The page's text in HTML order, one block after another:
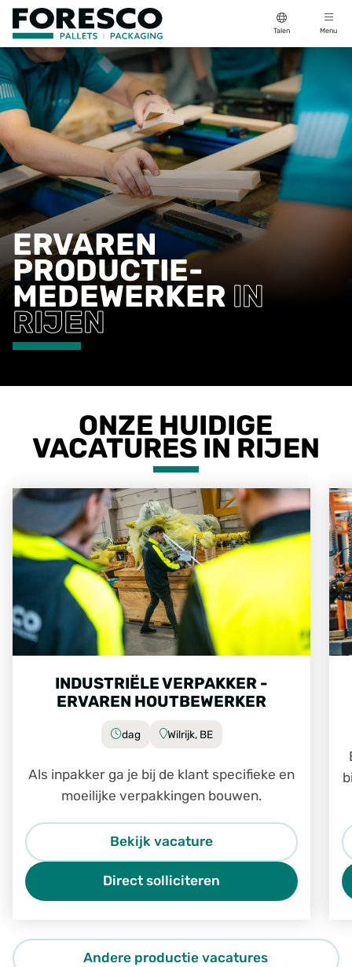
Talen Menu
ERVAREN
PRODUCTIE­
MEDEWERKER IN
RIJEN
ONZE HUIDIGE
VACATURES IN RIJEN
INDUSTRIËLE VERPAKKER -
ERVAREN HOUTBEWERKER
dag Wilrijk, BE
Als inpakker ga je bij de klant specifieke en
moeilijke verpakkingen bouwen.
Bekijk vacature
Direct solliciteren
Andere productie vacatures